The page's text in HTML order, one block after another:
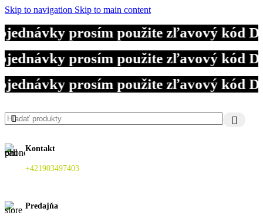
Skip to navigation Skip to main content
prosím použite zľavový kód
prosím použite zľavový kód
prosím použite zľavový kód
Kontakt
+421903497403
Predajňa